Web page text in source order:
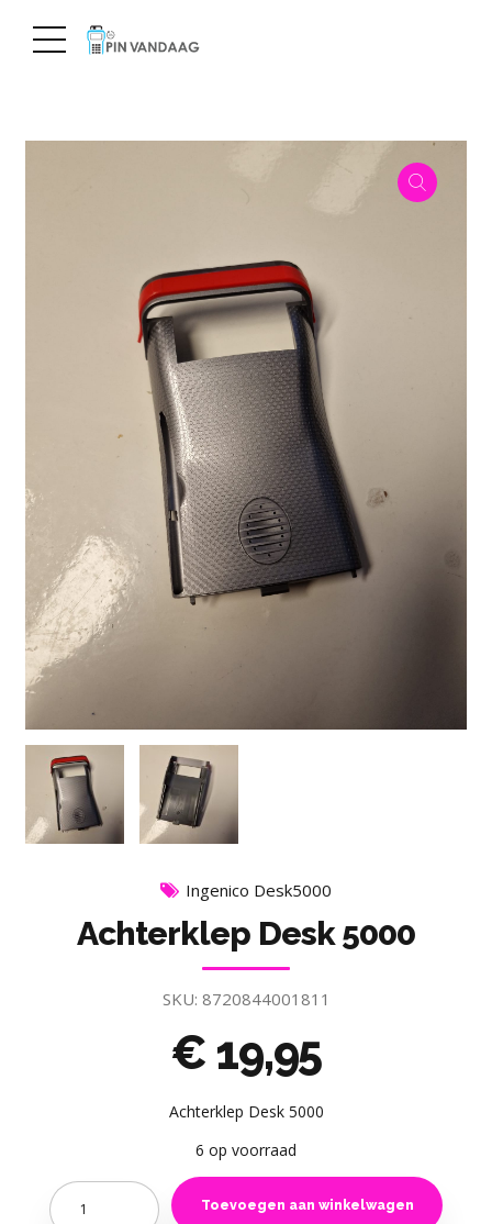
Ingenico Desk5000
Achterklep Desk 5000
SKU: 8720844001811
€ 19,95
Achterklep Desk 5000
6 op voorraad
Quantity
Toevoegen aan winkelwagen